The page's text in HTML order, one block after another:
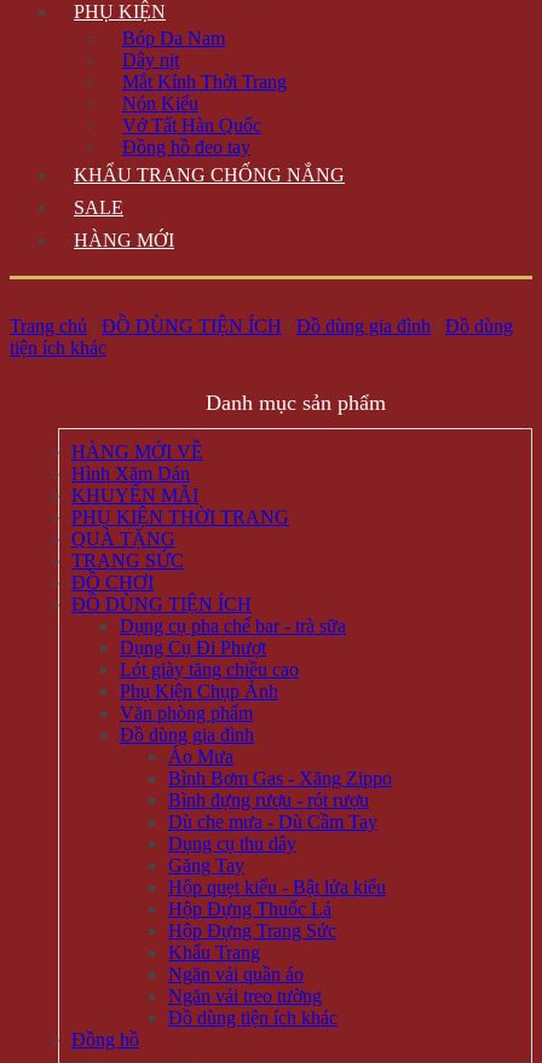
PHỤ KIỆN
Bóp Da Nam
Dây nịt
Mắt Kính Thời Trang
Nón Kiểu
Vớ Tất Hàn Quốc
Đồng hồ đeo tay
KHẨU TRANG CHỐNG NẮNG
SALE
HÀNG MỚI
Trang chủ / ĐỒ DÙNG TIỆN ÍCH / Đồ dùng gia đình / Đồ dùng
tiện ích khác
Danh mục sản phẩm
HÀNG MỚI VỀ
Hình Xăm Dán
KHUYẾN MÃI
PHỤ KIỆN THỜI TRANG
QUÀ TẶNG
TRANG SỨC
ĐỒ CHƠI
ĐỒ DÙNG TIỆN ÍCH
Dụng cụ pha chế bar - trà sữa
Dụng Cụ Đi Phượt
Lót giày tăng chiều cao
Phụ Kiện Chụp Ảnh
Văn phòng phẩm
Đồ dùng gia đình
Áo Mưa
Bình Bơm Gas - Xăng Zippo
Bình đựng rượu - rót rượu
Dù che mưa - Dù Cầm Tay
Dụng cụ thu dây
Găng Tay
Hộp quẹt kiểu - Bật lửa kiểu
Hộp Đựng Thuốc Lá
Hộp Đựng Trang Sức
Khẩu Trang
Ngăn vải quần áo
Ngăn vải treo tường
Đồ dùng tiện ích khác
Đồng hồ